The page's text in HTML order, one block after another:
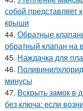
собой представляет
крыши
44. Обратные
обратный клапан на
45. Наждачка для
46.
минусы
47. Вскрыть замок в
без ключа: если